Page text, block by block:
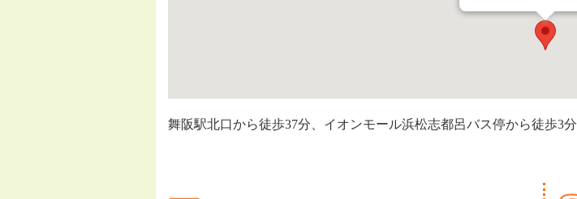
舞阪駅北口から徒歩37分、イオンモール浜松志都呂バス停から徒歩3分